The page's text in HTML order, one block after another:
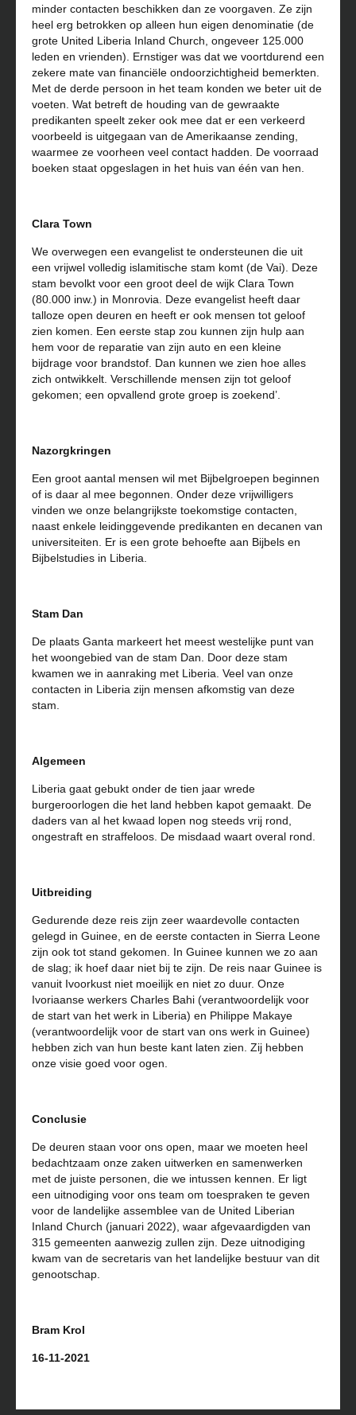
minder contacten beschikken dan ze voorgaven. Ze zijn
heel erg betrokken op alleen hun eigen denominatie (de
grote United Liberia Inland Church, ongeveer 125.000
leden en vrienden). Ernstiger was dat we voortdurend een
zekere mate van financiële ondoorzichtigheid bemerkten.
Met de derde persoon in het team konden we beter uit de
voeten. Wat betreft de houding van de gewraakte
predikanten speelt zeker ook mee dat er een verkeerd
voorbeeld is uitgegaan van de Amerikaanse zending,
waarmee ze voorheen veel contact hadden. De voorraad
boeken staat opgeslagen in het huis van één van hen.
Clara Town
We overwegen een evangelist te ondersteunen die uit
een vrijwel volledig islamitische stam komt (de Vai). Deze
stam bevolkt voor een groot deel de wijk Clara Town
(80.000 inw.) in Monrovia. Deze evangelist heeft daar
talloze open deuren en heeft er ook mensen tot geloof
zien komen. Een eerste stap zou kunnen zijn hulp aan
hem voor de reparatie van zijn auto en een kleine
bijdrage voor brandstof. Dan kunnen we zien hoe alles
zich ontwikkelt. Verschillende mensen zijn tot geloof
gekomen; een opvallend grote groep is zoekend’.
Nazorgkringen
Een groot aantal mensen wil met Bijbelgroepen beginnen
of is daar al mee begonnen. Onder deze vrijwilligers
vinden we onze belangrijkste toekomstige contacten,
naast enkele leidinggevende predikanten en decanen van
universiteiten. Er is een grote behoefte aan Bijbels en
Bijbelstudies in Liberia.
Stam Dan
De plaats Ganta markeert het meest westelijke punt van
het woongebied van de stam Dan. Door deze stam
kwamen we in aanraking met Liberia. Veel van onze
contacten in Liberia zijn mensen afkomstig van deze
stam.
Algemeen
Liberia gaat gebukt onder de tien jaar wrede
burgeroorlogen die het land hebben kapot gemaakt. De
daders van al het kwaad lopen nog steeds vrij rond,
ongestraft en straffeloos. De misdaad waart overal rond.
Uitbreiding
Gedurende deze reis zijn zeer waardevolle contacten
gelegd in Guinee, en de eerste contacten in Sierra Leone
zijn ook tot stand gekomen. In Guinee kunnen we zo aan
de slag; ik hoef daar niet bij te zijn. De reis naar Guinee is
vanuit Ivoorkust niet moeilijk en niet zo duur. Onze
Ivoriaanse werkers Charles Bahi (verantwoordelijk voor
de start van het werk in Liberia) en Philippe Makaye
(verantwoordelijk voor de start van ons werk in Guinee)
hebben zich van hun beste kant laten zien. Zij hebben
onze visie goed voor ogen.
Conclusie
De deuren staan voor ons open, maar we moeten heel
bedachtzaam onze zaken uitwerken en samenwerken
met de juiste personen, die we intussen kennen. Er ligt
een uitnodiging voor ons team om toespraken te geven
voor de landelijke assemblee van de United Liberian
Inland Church (januari 2022), waar afgevaardigden van
315 gemeenten aanwezig zullen zijn. Deze uitnodiging
kwam van de secretaris van het landelijke bestuur van dit
genootschap.
Bram Krol
16-11-2021